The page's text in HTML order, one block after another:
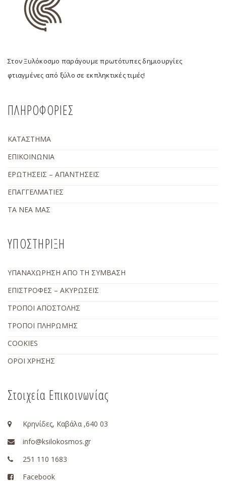
Στον Ξυλόκοσμο παράγουμε πρωτότυπες δημιουργίες
φτιαγμένες από ξύλο σε εκπληκτικές τιμές!
ΠΛΗΡΟΦΟΡΙΕΣ
ΚΑΤΑΣΤΗΜΑ
ΕΠΙΚΟΙΝΩΝΙΑ
ΕΡΩΤΗΣΕΙΣ – ΑΠΑΝΤΗΣΕΙΣ
ΕΠΑΓΓΕΛΜΑΤΙΕΣ
ΤΑ ΝΕΑ ΜΑΣ
ΥΠΟΣΤΗΡΙΞΗ
ΥΠΑΝΑΧΩΡΗΣΗ ΑΠΟ ΤΗ ΣΥΜΒΑΣΗ
ΕΠΙΣΤΡΟΦΕΣ – ΑΚΥΡΩΣΕΙΣ
ΤΡΟΠΟΙ ΑΠΟΣΤΟΛΗΣ
ΤΡΟΠΟΙ ΠΛΗΡΩΜΗΣ
COOKIES
ΟΡΟΙ ΧΡΗΣΗΣ
Στοιχεία Επικοινωνίας
Κρηνίδες, Καβάλα ,640 03
info@ksilokosmos.gr
251 110 1683
Facebook